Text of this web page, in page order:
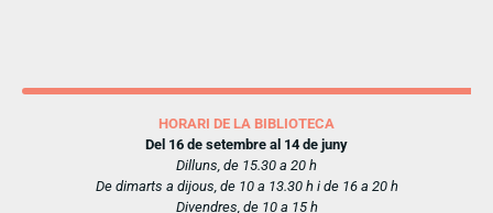
HORARI DE LA BIBLIOTECA
Del 16 de setembre al 14 de juny
Dilluns, de 15.30 a 20 h
De dimarts a dijous, de 10 a 13.30 h i de 16 a 20 h
Divendres, de 10 a 15 h